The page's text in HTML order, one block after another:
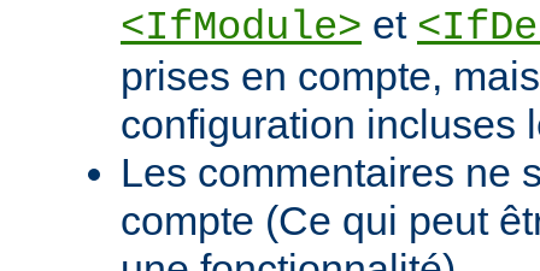
<IfModule> et
prises en compte,
configuration incluses
Les commentaires ne
compte (Ce qui peut